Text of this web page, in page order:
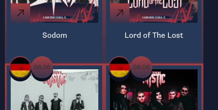
Sodom Lord of The Lost
06.06 08.06